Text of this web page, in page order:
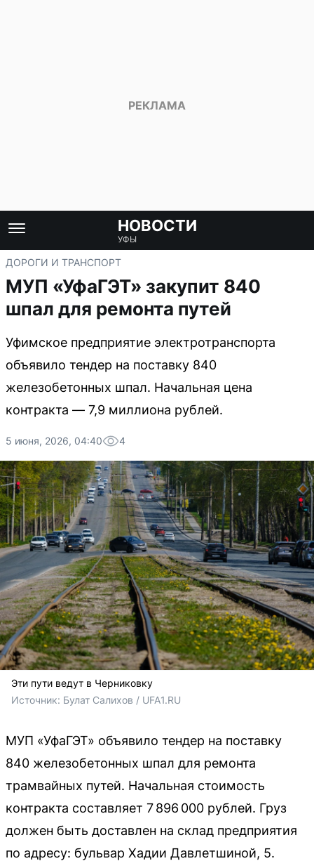
НОВОСТИ
УФЫ
ДОРОГИ И ТРАНСПОРТ
МУП «УфаГЭТ» закупит 840
шпал для ремонта путей
Уфимское предприятие электротранспорта
объявило тендер на поставку 840
железобетонных шпал. Начальная цена
контракта — 7,9 миллиона рублей.
5 июня, 2026, 04:40 4
Эти пути ведут в Черниковку
Источник: Булат Салихов / UFA1.RU
МУП «УфаГЭТ» объявило тендер на поставку
840 железобетонных шпал для ремонта
трамвайных путей. Начальная стоимость
контракта составляет 7 896 000 рублей. Груз
должен быть доставлен на склад предприятия
по адресу: бульвар Хадии Давлетшиной, 5.